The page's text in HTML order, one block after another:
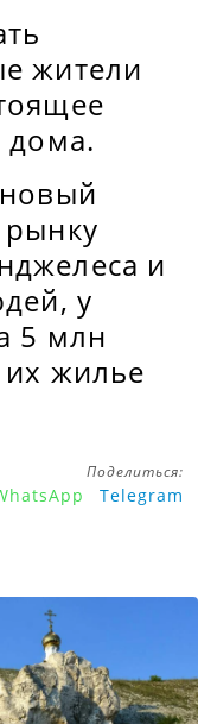
жители
дома.
и
у
5 млн
жилье
Поделиться:
Telegram